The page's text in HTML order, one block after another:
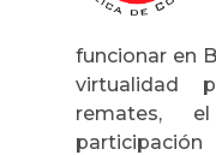
funcionar en
virtualidad
remates,